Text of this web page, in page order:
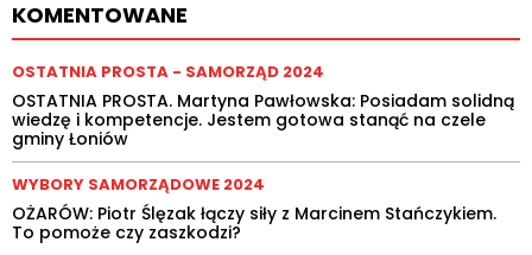
KOMENTOWANE
OSTATNIA PROSTA - SAMORZĄD 2024
OSTATNIA PROSTA. Martyna Pawłowska: Posiadam solidną
wiedzę i kompetencje. Jestem gotowa stanąć na czele
gminy Łoniów
WYBORY SAMORZĄDOWE 2024
OŻARÓW: Piotr Ślęzak łączy siły z Marcinem Stańczykiem.
To pomoże czy zaszkodzi?